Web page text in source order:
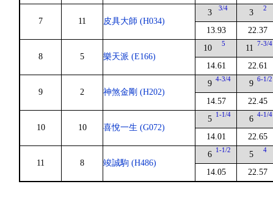
7 11 皮具大師 (H034)
3 3/4
13.93
3 2
22.37
8 5 樂天派 (E166)
10 5
14.61
11 7-3/4
22.61
9 2 神煞金剛 (H202)
9 4-3/4
14.57
9 6-1/2
22.45
10 10 喜悅一生 (G072)
5 1-1/4
14.01
6 4-1/4
22.65
11 8 竣誠駒 (H486)
6 1-1/2
14.05
5 4
22.57